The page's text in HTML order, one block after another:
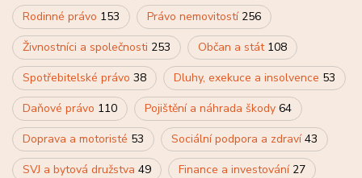
Rodinné právo 153 Právo nemovitostí 256
Živnostníci a společnosti 253 Občan a stát 108
Spotřebitelské právo 38 Dluhy, exekuce a insolvence 53
Daňové právo 110 Pojištění a náhrada škody 64
Doprava a motoristé 53 Sociální podpora a zdraví43
SVJ a bytová družstva 49 Finance a investování 27